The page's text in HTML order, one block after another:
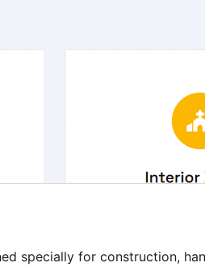
specially for construction,